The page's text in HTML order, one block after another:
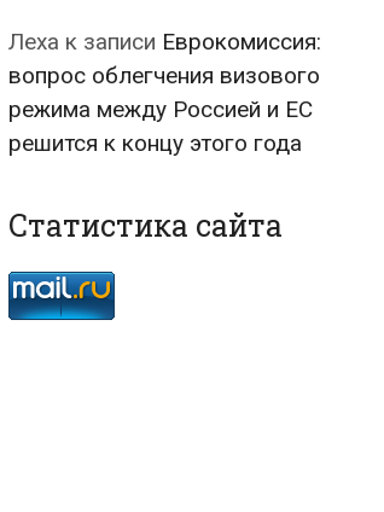
Леха к записи Еврокомиссия:
вопрос облегчения визового
режима между Россией и ЕС
решится к концу этого года
Статистика сайта